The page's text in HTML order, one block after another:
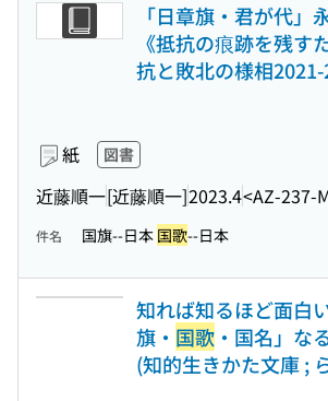
「日章旗・君が代」
《抵抗の痕跡を残す
抗と敗北の様相
紙 図書
近藤順一[近藤順一]2023.4<AZ-237-
件名 国旗--日本 国歌--日本
知れば知るほど面白
旗・ 国歌 ・国名」な
(知的生きかた文庫 ;